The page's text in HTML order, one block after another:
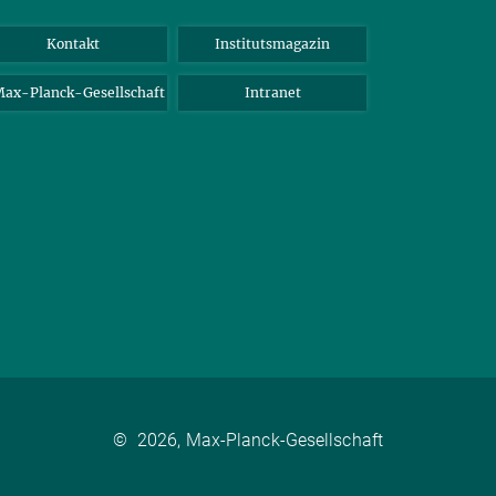
Kontakt Institutsmagazin
Planck-Gesellschaft Intranet
© 2026, Max-Planck-Gesellschaft